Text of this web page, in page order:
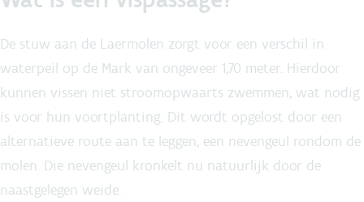
De stuw aan de Laermolen zorgt voor een verschil in
waterpeil op de Mark van ongeveer 1,70 meter. Hierdoor
kunnen vissen niet stroomopwaarts zwemmen, wat nodig
is voor hun voortplanting. Dit wordt opgelost door een
alternatieve route aan te leggen, een nevengeul rondom de
molen. Die nevengeul kronkelt nu natuurlijk door de
naastgelegen weide.